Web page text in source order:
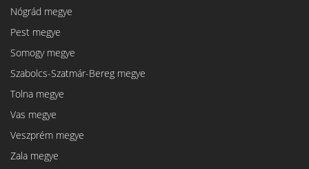
Nógrád megye
Pest megye
Somogy megye
Szabolcs-Szatmár-Bereg megye
Tolna megye
Vas megye
Veszprém megye
Zala megye